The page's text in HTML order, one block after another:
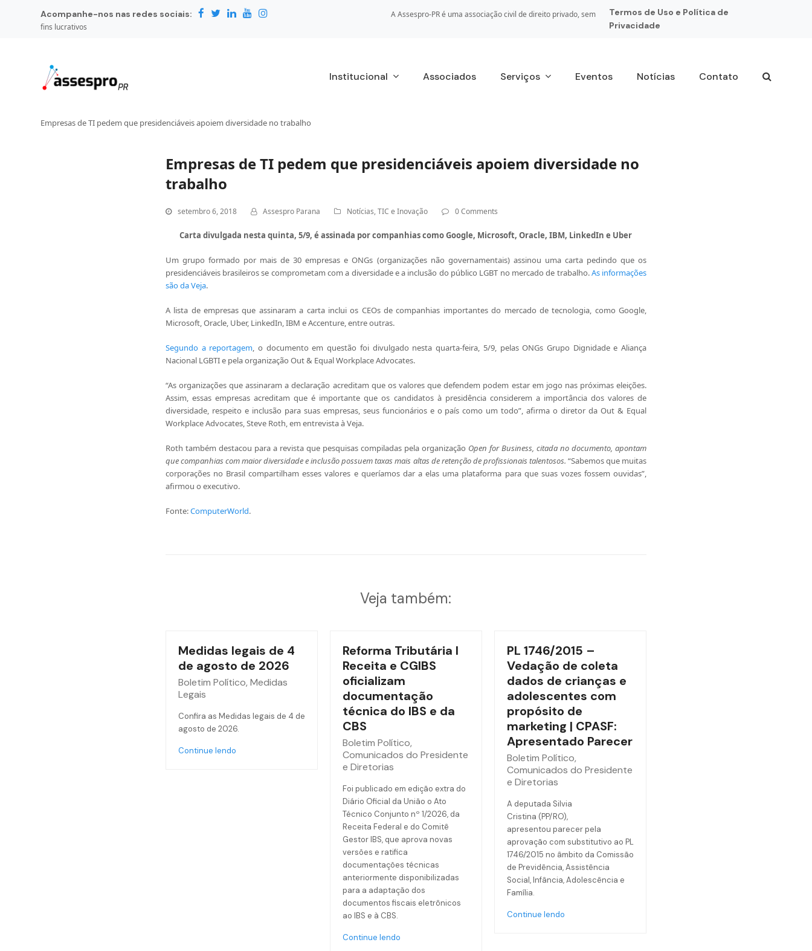
Acompanhe-nos nas redes sociais:
A Assespro-PR é uma associação civil de direito privado, sem
fins lucrativos
Termos de Uso e Política de
Privacidade
Institucional Associados Serviços Eventos Notícias Contato
Empresas de TI pedem que presidenciáveis apoiem diversidade no trabalho
Empresas de TI pedem que presidenciáveis apoiem diversidade no
trabalho
setembro 6, 2018 Assespro Parana Notícias,TIC e Inovação 0 Comments
Carta divulgada nesta quinta, 5/9, é assinada por companhias como Google, Microsoft, Oracle, IBM, LinkedIn e Uber
Um grupo formado por mais de 30 empresas e ONGs (organizações não governamentais) assinou uma carta pedindo que os
presidenciáveis brasileiros se comprometam com a diversidade e a inclusão do público LGBT no mercado de trabalho.As informações
são da Veja.
A lista de empresas que assinaram a carta inclui os CEOs de companhias importantes do mercado de tecnologia, como Google,
Microsoft, Oracle, Uber, LinkedIn, IBM e Accenture, entre outras.
Segundo a reportagem, o documento em questão foi divulgado nesta quarta-feira, 5/9, pelas ONGs Grupo Dignidade e Aliança
Nacional LGBTI e pela organização Out & Equal Workplace Advocates.
“As organizações que assinaram a declaração acreditam que os valores que defendem podem estar em jogo nas próximas eleições.
Assim, essas empresas acreditam que é importante que os candidatos à presidência considerem a importância dos valores de
diversidade, respeito e inclusão para suas empresas, seus funcionários e o país como um todo”, afirma o diretor da Out & Equal
Workplace Advocates, Steve Roth, em entrevista à Veja.
Roth também destacou para a revista que pesquisas compiladas pela organização Open for Business, citada no documento, apontam
que companhias com maior diversidade e inclusão possuem taxas mais altas de retenção de profissionais talentosos. “Sabemos que muitas
corporações no Brasil compartilham esses valores e queríamos dar a elas uma plataforma para que suas vozes fossem ouvidas”,
afirmou o executivo.
Fonte:ComputerWorld.
Veja também:
Medidas legais de 4
de agosto de 2026
Boletim Político, Medidas
Legais
Confira as Medidas legais de 4 de
agosto de 2026.
Continue lendo
Reforma Tributária l
Receita e CGIBS
oficializam
documentação
técnica do IBS e da
CBS
Boletim Político,
Comunicados do Presidente
e Diretorias
Foi publicado em edição extra do
Diário Oficial da União o Ato
Técnico Conjunto nº 1/2026, da
Receita Federal e do Comitê
Gestor IBS, que aprova novas
versões e ratifica
documentações técnicas
anteriormente disponibilizadas
para a adaptação dos
documentos fiscais eletrônicos
ao IBS e à CBS.
Continue lendo
PL 1746/2015 –
Vedação de coleta
dados de crianças e
adolescentes com
propósito de
marketing | CPASF:
Apresentado Parecer
Boletim Político,
Comunicados do Presidente
e Diretorias
A deputada Silvia
Cristina (PP/RO),
apresentou parecer pela
aprovação com substitutivo ao PL
1746/2015 no âmbito da Comissão
de Previdência, Assistência
Social, Infância, Adolescência e
Família.
Continue lendo